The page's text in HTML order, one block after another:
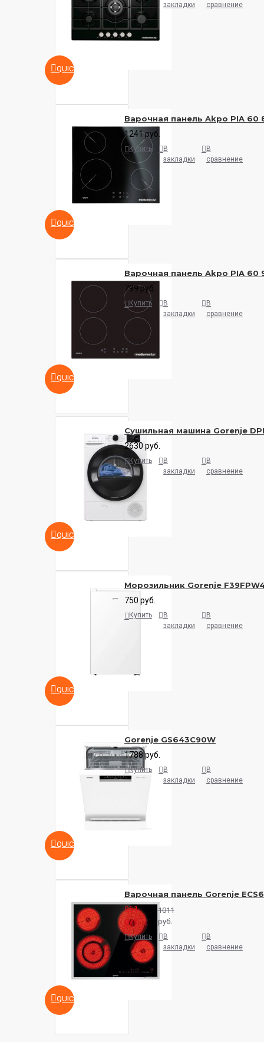
QUICKVIEW
закладки
сравнение
QUICKVIEW
Варочная панель Akpo PIA 60
1241 руб.
Купить
В
закладки
В
сравнение
QUICKVIEW
Варочная панель Akpo PIA 60
799 руб.
Купить
В
закладки
В
сравнение
QUICKVIEW
Сушильная машина Gorenje
2630 руб.
Купить
В
закладки
В
сравнение
QUICKVIEW
Морозильник Gorenje
750 руб.
Купить
В
закладки
В
сравнение
QUICKVIEW
Gorenje GS643C90W
1788 руб.
Купить
В
закладки
В
сравнение
QUICKVIEW
Варочная панель Gorenje
951
руб.
1011
руб.
Купить
В
закладки
В
сравнение